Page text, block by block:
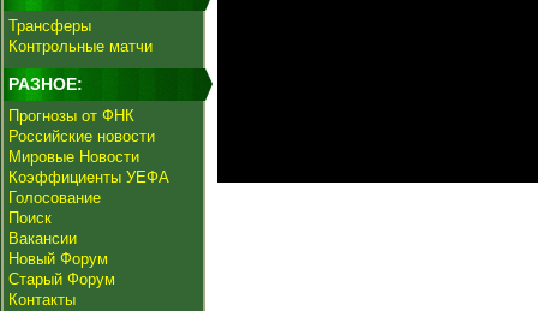
Трансферы
Контрольные матчи
РАЗНОЕ:
Прогнозы от ФНК
Российские новости
Мировые Новости
Коэффициенты УЕФА
Голосование
Поиск
Вакансии
Новый Форум
Старый Форум
Контакты